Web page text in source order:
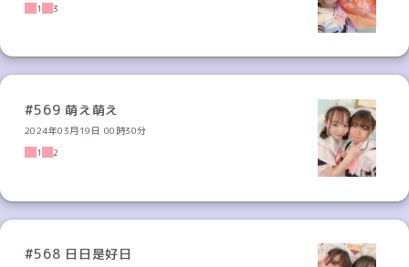
1
3
#569 萌え萌え
2024年03月19日 00時30分
1
2
#568 日日是好日